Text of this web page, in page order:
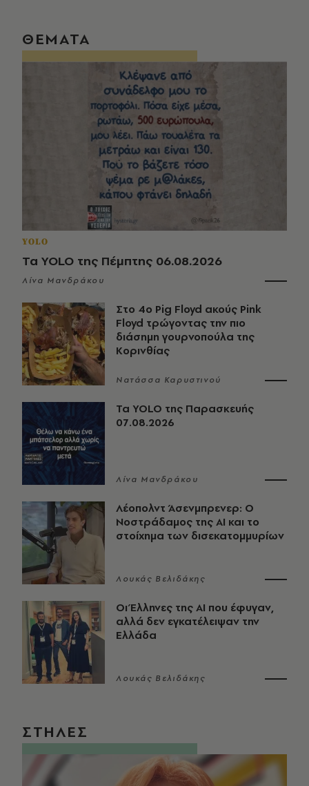
ΘΕΜΑΤΑ
YOLO
Τα YOLO της Πέμπτης 06.08.2026
Λίνα Μανδράκου
Στο 4ο Pig Floyd ακούς Pink
Floyd τρώγοντας την πιο
διάσημη γουρνοπούλα της
Κορινθίας
Νατάσσα Καρυστινού
Τα YOLO της Παρασκευής
07.08.2026
Λίνα Μανδράκου
Λέοπολντ Άσενμπρενερ: Ο
Νοστράδαμος της AI και το
στοίχημα των δισεκατομμυρίων
Λουκάς Βελιδάκης
Οι Έλληνες της ΑΙ που έφυγαν,
αλλά δεν εγκατέλειψαν την
Ελλάδα
Λουκάς Βελιδάκης
ΣΤΗΛΕΣ